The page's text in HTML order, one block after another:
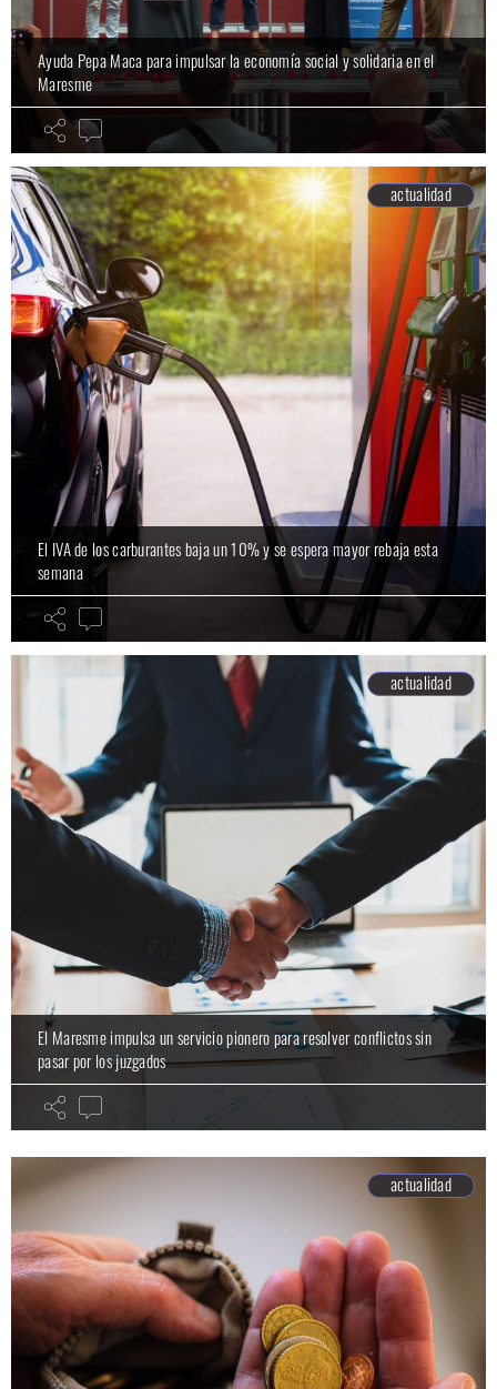
Ayuda Pepa Maca para impulsar la economía social y solidaria en el
Maresme
actualidad
El IVA de los carburantes baja un 10% y se espera mayor rebaja esta
semana
actualidad
El Maresme impulsa un servicio pionero para resolver conflictos sin
pasar por los juzgados
actualidad